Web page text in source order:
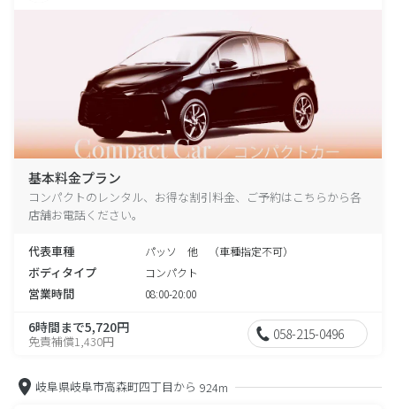
基本料金プラン
コンパクトのレンタル、お得な割引料金、ご予約はこちらから各
店舗お電話ください。
代表車種 パッソ 他 （車種指定不可）
ボディタイプ コンパクト
営業時間 08:00-20:00
6時間まで5,720円
免責補償1,430円 058-215-0496
岐阜県岐阜市高森町四丁目から 924m